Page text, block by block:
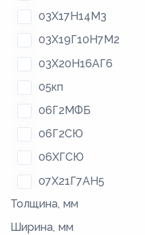
03Х17Н14М3
03Х19Г10Н7М2
03Х20Н16АГ6
05кп
06Г2МФБ
06Г2СЮ
06ХГСЮ
07Х21Г7АН5
08Г2С
08кп
Толщина, мм
Ширина, мм